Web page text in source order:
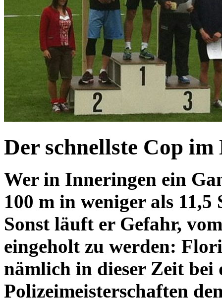
Der schnellste Cop
Wer in Inneringen ein
100 m in weniger als
Sonst läuft er Gefahr,
eingeholt zu werden:
nämlich in dieser Zeit bei
Polizeimeisterschaften